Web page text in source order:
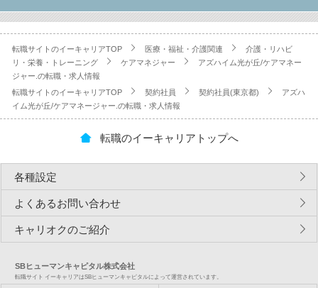
転職サイトのイーキャリアTOP 医療・福祉・介護関連
介護・リハビ
リ・栄養・トレーニング
ケアマネジャー
アズハイム光が丘/ケアマネー
ジャー.の転職・求人情報
転職サイトのイーキャリアTOP
契約社員 契約社員(東京都)
アズハ
イム光が丘/ケアマネージャー.の転職・求人情報
転職のイーキャリアトップへ
各種設定
よくあるお問い合わせ
キャリオクのご紹介
SBヒューマンキャピタル株式会社
転職サイト イーキャリアはSBヒューマンキャピタルによって運営されています。